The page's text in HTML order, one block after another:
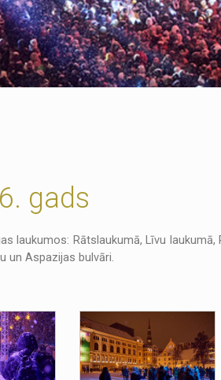
gads
laukumos: Rātslaukumā, Līvu
un Aspazijas bulvāri.